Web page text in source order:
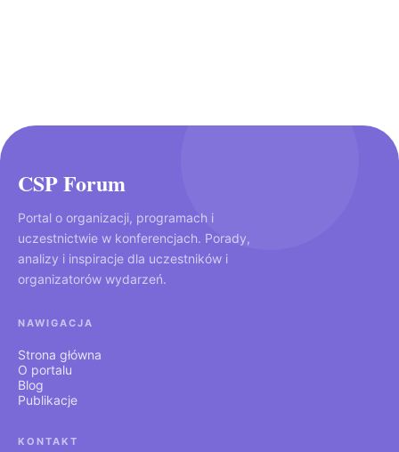
CSP Forum
Portal o organizacji, programach i
uczestnictwie w konferencjach. Porady,
analizy i inspiracje dla uczestników i
organizatorów wydarzeń.
NAWIGACJA
Strona główna
O portalu
Blog
Publikacje
KONTAKT